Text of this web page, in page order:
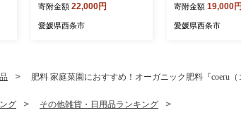
枚】 ｜ 愛媛県西条市 生理
用品 ナプキン 昼用 ロリエ
料
寄附金額 22,000円
愛媛県西条市
｜ タオル セット
ル 愛媛県 西条市
寄附金額 19,000円
愛媛県西条市
肥料 家庭菜園におすすめ！オーガニック肥料『coeru（
グ
その他雑貨・日用品ランキング